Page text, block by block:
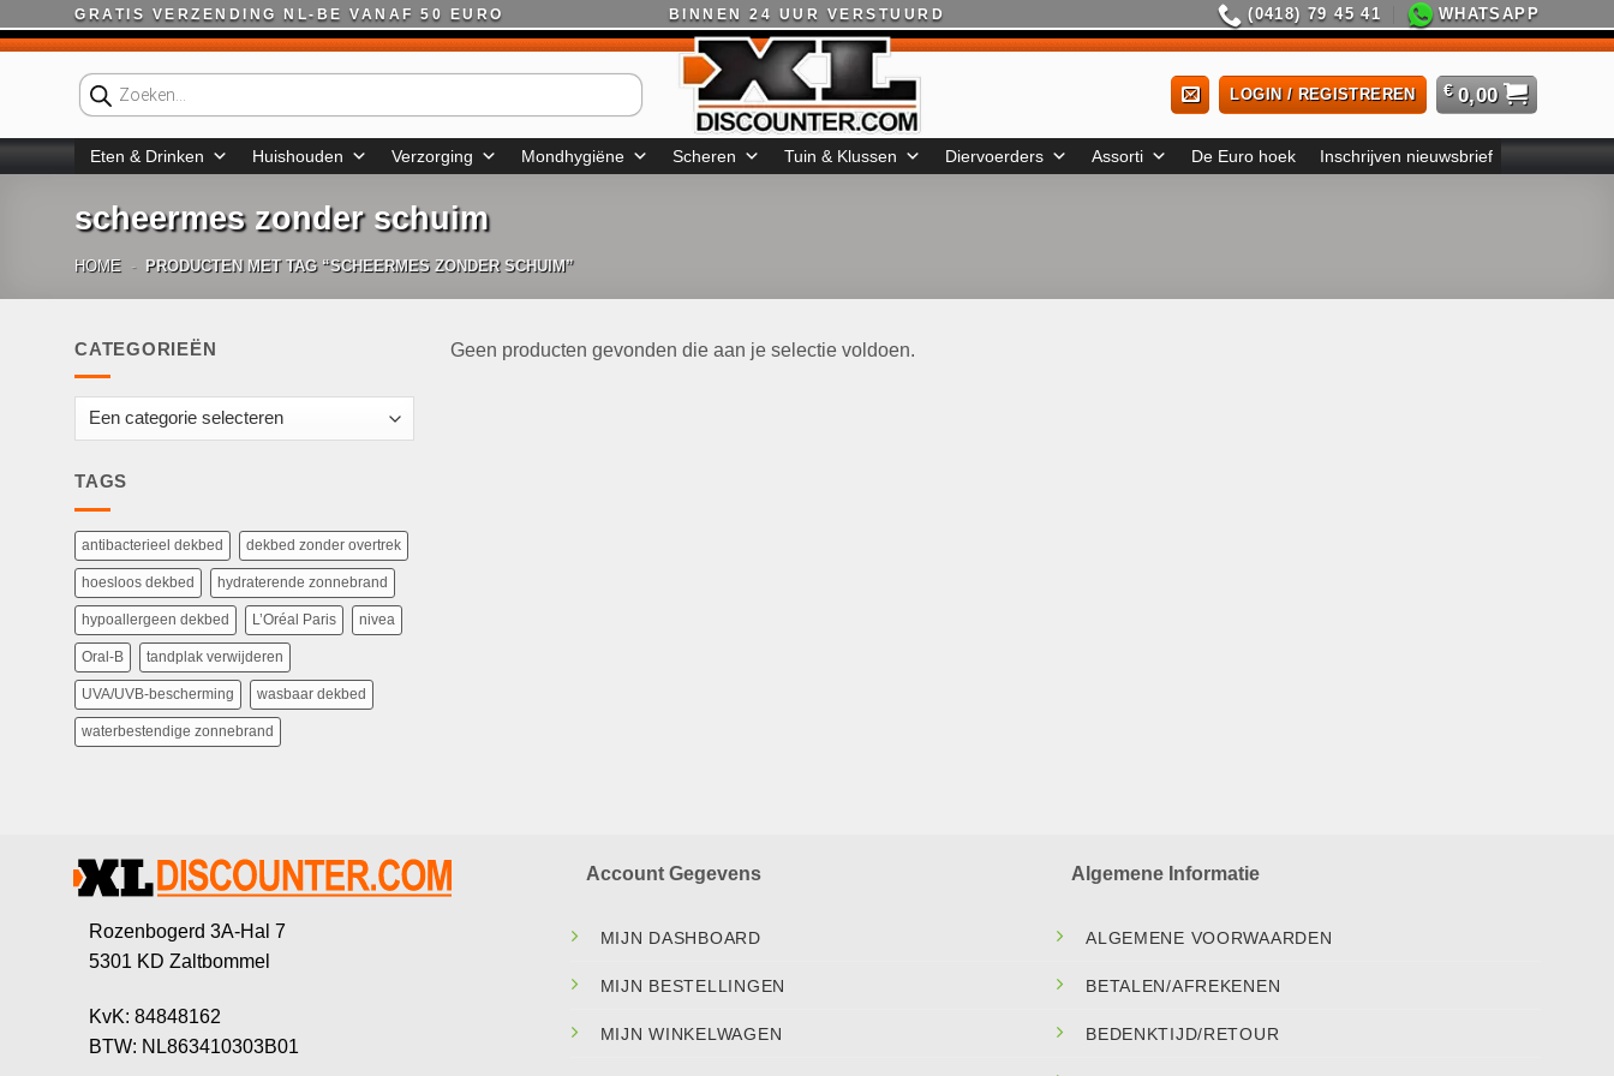
naar
GRATIS VERZENDING NL-BE VANAF 50 EURO BINNEN 24 UUR VERSTUURD (0418) 79 45 41 WHATSAPP
Producten
zoeken
LOGIN / REGISTREREN € 0,00
Eten & Drinken Huishouden Verzorging Mondhygiëne Scheren Tuin & Klussen Diervoerders Assorti De Euro hoek Inschrijven nieuwsbrief
scheermes zonder schuim
HOME - PRODUCTEN MET TAG “SCHEERMES ZONDER SCHUIM”
CATEGORIEËN
TAGS
antibacterieel dekbed dekbed zonder overtrek
hoesloos dekbed hydraterende zonnebrand
hypoallergeen dekbed L’Oréal Paris nivea
Oral-B tandplak verwijderen
UVA/UVB-bescherming wasbaar dekbed
waterbestendige zonnebrand
Geen producten gevonden die aan je selectie voldoen.
Rozenbogerd 3A-Hal 7
5301 KD Zaltbommel
KvK: 84848162
BTW: NL863410303B01
Account Gegevens
MIJN DASHBOARD
MIJN BESTELLINGEN
MIJN WINKELWAGEN
Algemene Informatie
ALGEMENE VOORWAARDEN
BETALEN/AFREKENEN
BEDENKTIJD/RETOUR